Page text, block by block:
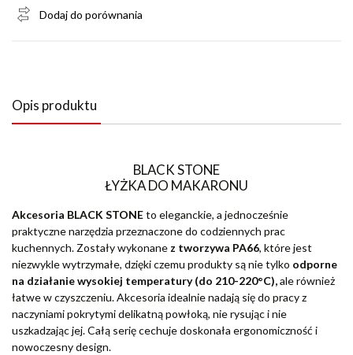
Dodaj do porównania
Opis produktu
BLACK STONE
ŁYŻKA DO MAKARONU
Akcesoria BLACK STONEto eleganckie, a jednocześnie
praktyczne narzędzia przeznaczone do codziennych prac
kuchennych. Zostały wykonane z tworzywa PA66, które jest
niezwykle wytrzymałe, dzięki czemu produkty są nie tylko odporne
na działanie wysokiej temperatury (do 210-220°C),ale również
łatwe w czyszczeniu. Akcesoria idealnie nadają się do pracy z
naczyniami pokrytymi delikatną powłoką, nie rysując i nie
uszkadzając jej. Całą serię cechuje doskonała ergonomiczność i
nowoczesny design.